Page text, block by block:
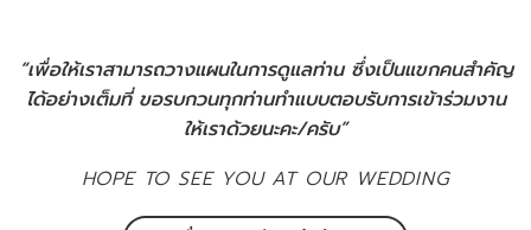
“เพื่อให้เราสามารถวางแผนในการดูแลท่าน ซึ่งเป็นแขกคนสำคัญ
ได้อย่างเต็มที่ ขอรบกวนทุกท่านทำแบบตอบรับการเข้าร่วมงาน
ให้เราด้วยนะคะ/ครับ”
HOPE TO SEE YOU AT OUR WEDDING